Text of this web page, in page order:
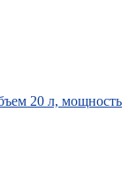
20 л, мощность